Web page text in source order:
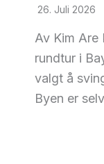
26. Juli 2026
Av Kim Are
rundtur i
valgt å
Byen er